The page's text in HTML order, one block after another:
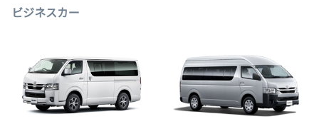
ビジネスカー